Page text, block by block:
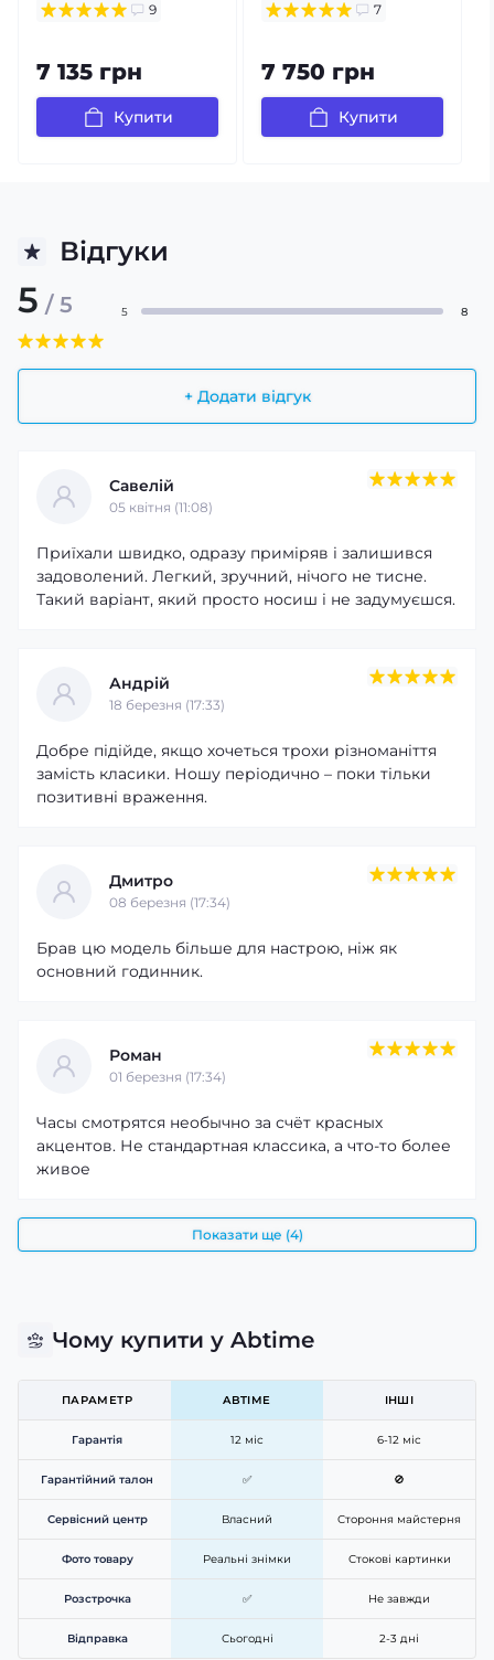
9
7 135 грн
Купити
7
7 750 грн
Купити
Відгуки
5 / 5
+ Додати відгук
5 8
Савелій
05 квітня (11:08)
Приїхали швидко, одразу приміряв і залишився
задоволений. Легкий, зручний, нічого не тисне.
Такий варіант, який просто носиш і не задумуєшся.
Андрій
18 березня (17:33)
Добре підійде, якщо хочеться трохи різноманіття
замість класики. Ношу періодично – поки тільки
позитивні враження.
Дмитро
08 березня (17:34)
Брав цю модель більше для настрою, ніж як
основний годинник.
Роман
01 березня (17:34)
Часы смотрятся необычно за счёт красных
акцентов. Не стандартная классика, а что-то более
живое
Показати ще (4)
Чому купити у Abtime
ПАРАМЕТР ABTIME ІНШІ
Гарантія 12 міс 6-12 міс
Гарантійний талон ✅ 🚫
Сервісний центр Власний Стороння майстерня
Фото товару Реальні знімки Стокові картинки
Розстрочка ✅ Не завжди
Відправка Сьогодні 2-3 дні